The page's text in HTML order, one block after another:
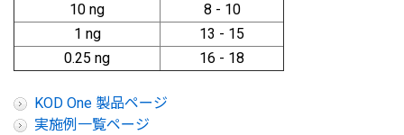
10 ng
8 - 10
1 ng
13 - 15
0.25 ng
16 - 18
KOD One 製品ページ
実施例一覧ページ